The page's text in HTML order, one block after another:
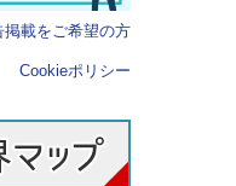
掲載をご希望の方
Cookieポリシー